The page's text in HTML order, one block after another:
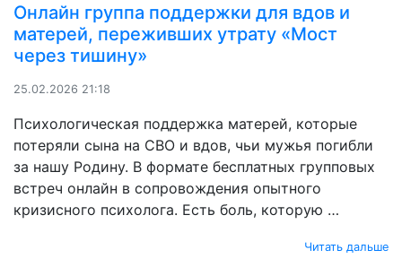
Онлайн группа поддержки для вдов и
матерей, переживших утрату «Мост
через тишину»
25.02.2026 21:18
Психологическая поддержка матерей, которые
потеряли сына на СВО и вдов, чьи мужья погибли
за нашу Родину. В формате бесплатных групповых
встреч онлайн в сопровождения опытного
кризисного психолога. Есть боль, которую …
Читать дальше